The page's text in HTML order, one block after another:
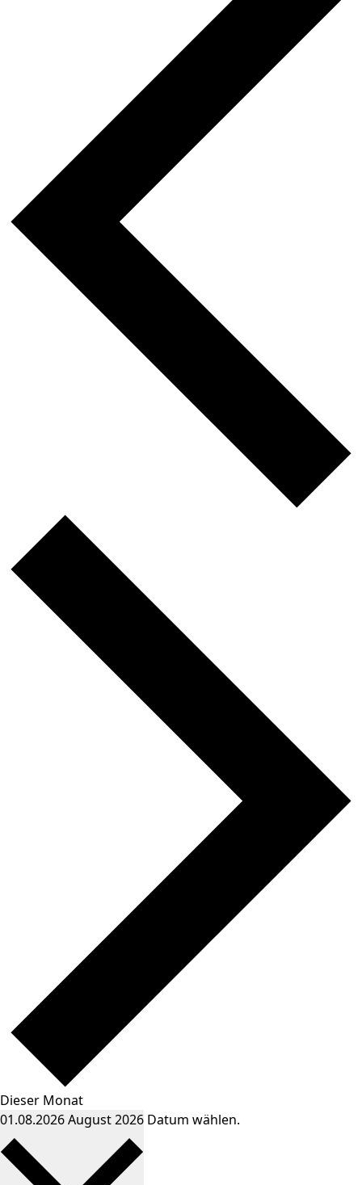
Dieser Monat
01.08.2026August 2026 Datum wählen.